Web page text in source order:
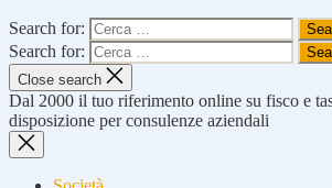
Search for:
Search for:
Close search
Dal 2000 il tuo riferimento online su fisco e
disposizione per consulenze aziendali